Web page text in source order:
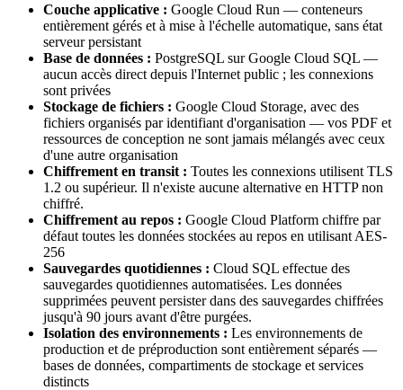
Couche applicative : Google Cloud Run — conteneurs
entièrement gérés et à mise à l'échelle automatique, sans état
serveur persistant
Base de données : PostgreSQL sur Google Cloud SQL —
aucun accès direct depuis l'Internet public ; les connexions
sont privées
Stockage de fichiers : Google Cloud Storage, avec des
fichiers organisés par identifiant d'organisation — vos PDF et
ressources de conception ne sont jamais mélangés avec ceux
d'une autre organisation
Chiffrement en transit : Toutes les connexions utilisent TLS
1.2 ou supérieur. Il n'existe aucune alternative en HTTP non
chiffré.
Chiffrement au repos : Google Cloud Platform chiffre par
défaut toutes les données stockées au repos en utilisant AES-
256
Sauvegardes quotidiennes : Cloud SQL effectue des
sauvegardes quotidiennes automatisées. Les données
supprimées peuvent persister dans des sauvegardes chiffrées
jusqu'à 90 jours avant d'être purgées.
Isolation des environnements : Les environnements de
production et de préproduction sont entièrement séparés —
bases de données, compartiments de stockage et services
distincts